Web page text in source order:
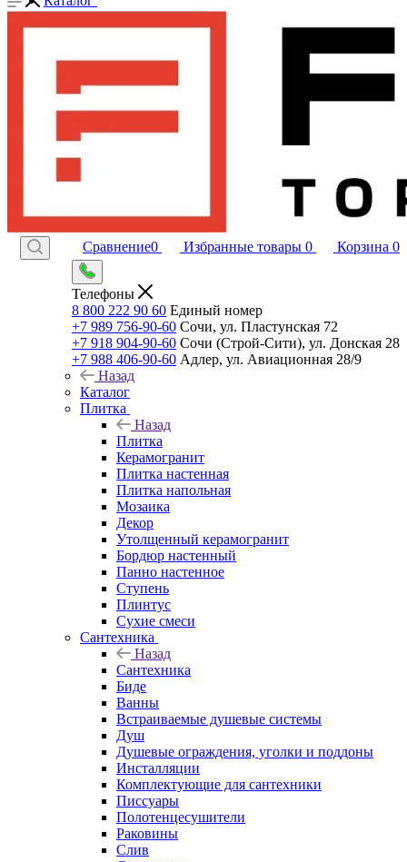
Сравнение0 Избранные товары 0 Корзина 0
Телефоны
8 800 222 90 60 Единый номер
+7 989 756-90-60 Сочи, ул. Пластунская 72
+7 918 904-90-60 Сочи (Строй-Сити), ул. Донская 28
+7 988 406-90-60 Адлер, ул. Авиационная 28/9
Назад
Каталог
Плитка
Назад
Плитка
Керамогранит
Плитка настенная
Плитка напольная
Мозаика
Декор
Утолщенный керамогранит
Бордюр настенный
Панно настенное
Ступень
Плинтус
Сухие смеси
Сантехника
Назад
Сантехника
Биде
Ванны
Встраиваемые душевые системы
Душ
Душевые ограждения, уголки и поддоны
Инсталляции
Комплектующие для сантехники
Писсуары
Полотенцесушители
Раковины
Слив